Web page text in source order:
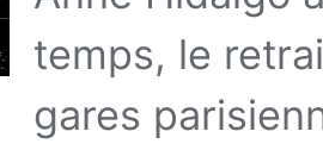
temps, le
gares